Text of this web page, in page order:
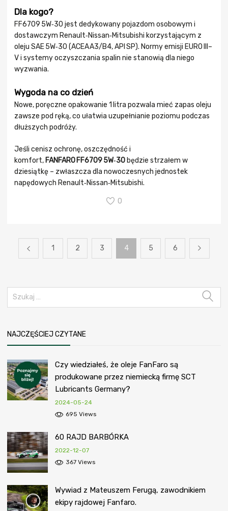
Dla kogo?
FF6709 5W‑30 jest dedykowany pojazdom osobowym i
dostawczym Renault‑Nissan‑Mitsubishi korzystającym z
oleju SAE 5W‑30 (ACEA A3/B4, API SP). Normy emisji EURO III–
V i systemy oczyszczania spalin nie stanowią dla niego
wyzwania.
Wygoda na co dzień
Nowe, poręczne opakowanie 1 litra pozwala mieć zapas oleju
zawsze pod ręką, co ułatwia uzupełnianie poziomu podczas
dłuższych podróży.
Jeśli cenisz ochronę, oszczędność i
komfort, FANFARO FF6709 5W‑30 będzie strzałem w
dziesiątkę – zwłaszcza dla nowoczesnych jednostek
napędowych Renault‑Nissan‑Mitsubishi.
0
1 2 3 4 5 6
NAJCZĘŚCIEJ CZYTANE
Czy wiedziałeś, że oleje FanFaro są
produkowane przez niemiecką firmę SCT
Lubricants Germany?
2024-05-24
695 Views
60 RAJD BARBÓRKA
2022-12-07
367 Views
Wywiad z Mateuszem Ferugą, zawodnikiem
ekipy rajdowej Fanfaro.